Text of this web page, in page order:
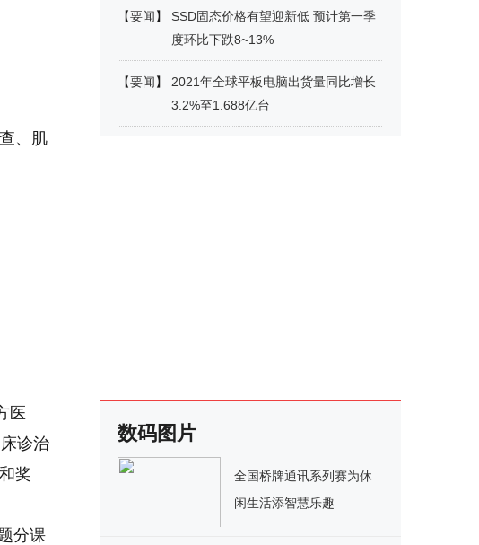
、肌
医
诊治
奖
分课
【要闻】
SSD固态价格有望迎新低 预计第一季
度环比下跌8~13%
【要闻】
2021年全球平板电脑出货量同比增长
3.2%至1.688亿台
数码图片
全国桥牌通讯系列赛为休
闲生活添智慧乐趣